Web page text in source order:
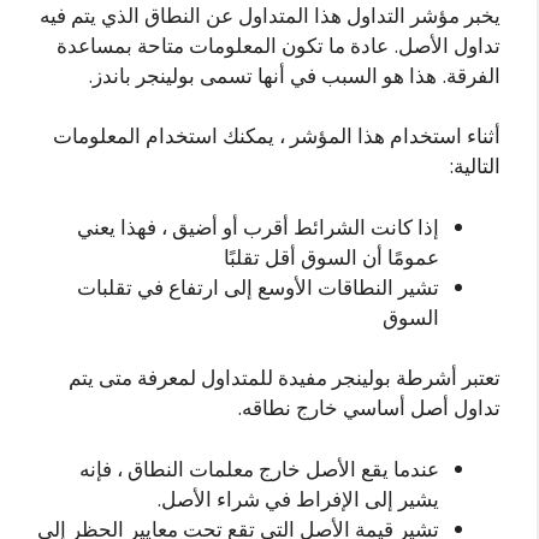
يخبر مؤشر التداول هذا المتداول عن النطاق الذي يتم فيه
تداول الأصل. عادة ما تكون المعلومات متاحة بمساعدة
الفرقة. هذا هو السبب في أنها تسمى بولينجر باندز.
أثناء استخدام هذا المؤشر ، يمكنك استخدام المعلومات
التالية:
إذا كانت الشرائط أقرب أو أضيق ، فهذا يعني
عمومًا أن السوق أقل تقلبًا
تشير النطاقات الأوسع إلى ارتفاع في تقلبات
السوق
تعتبر أشرطة بولينجر مفيدة للمتداول لمعرفة متى يتم
تداول أصل أساسي خارج نطاقه.
عندما يقع الأصل خارج معلمات النطاق ، فإنه
يشير إلى الإفراط في شراء الأصل.
تشير قيمة الأصل التي تقع تحت معايير الحظر إلى